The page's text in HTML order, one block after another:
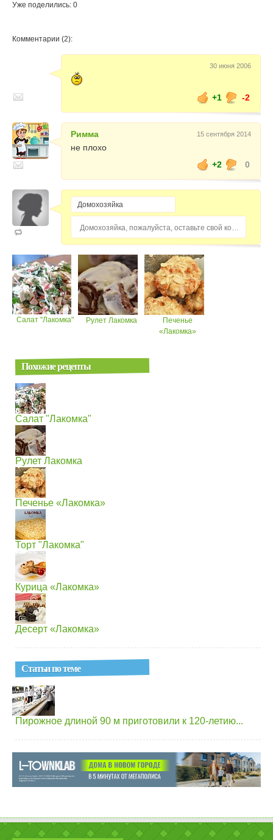
Уже поделились: 0
Комментарии (2):
30 июня 2006
+1 -2
Римма 15 сентября 2014
не плохо
+2
0
Домохозяйка, пожалуйста, оставьте свой комментарий...
Салат "Лакомка" Рулет Лакомка
Печенье
«Лакомка»
Похожие рецепты
Салат "Лакомка"
Рулет Лакомка
Печенье «Лакомка»
Торт "Лакомка"
Курица «Лакомка»
Десерт «Лакомка»
Статьи по теме
Пирожное длиной 90 м приготовили к 120-летию...